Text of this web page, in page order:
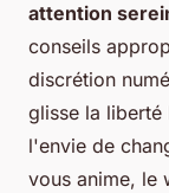
attention
conseils
discrétion
glisse la liberté
l'envie de
vous anime, le